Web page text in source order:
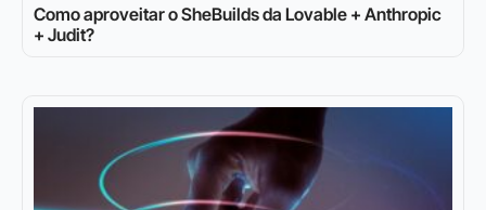
Como aproveitar o SheBuilds da Lovable + Anthropic
+ Judit?